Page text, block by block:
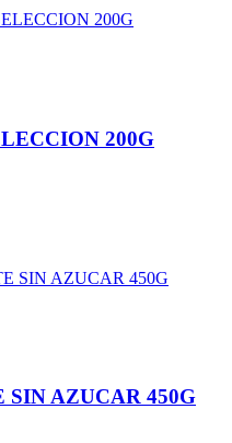
200G
AZUCAR 450G